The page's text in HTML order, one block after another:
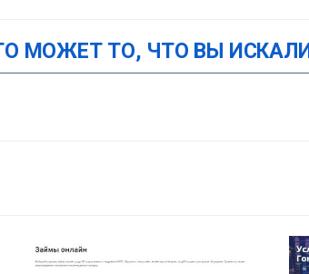
МОЖЕТ ТО, ЧТО ВЫ ИСКАЛИ